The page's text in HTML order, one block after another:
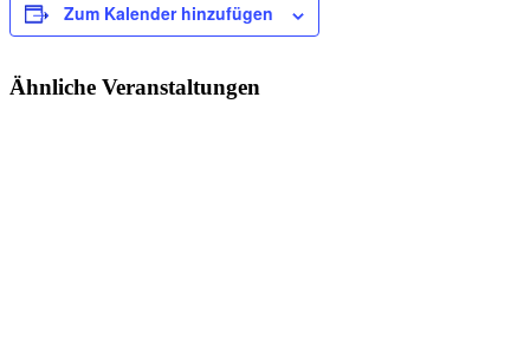
Zum Kalender hinzufügen
Ähnliche Veranstaltungen